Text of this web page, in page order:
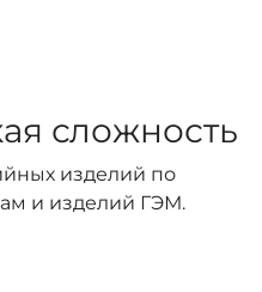
сложность
изделий по
и изделий ГЭМ.